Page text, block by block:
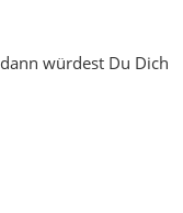
würdest Du Dich